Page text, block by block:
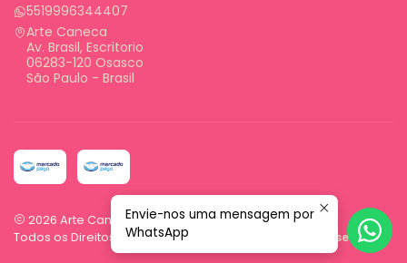
5519996344407
Arte Caneca
Av. Brasil, Escritorio
06283-120 Osasco
São Paulo - Brasil
2026 Arte Caneca.
Todos os Direitos Reservados.
Com tecnologia Jumpseller.
Envie-nos uma mensagem por
WhatsApp